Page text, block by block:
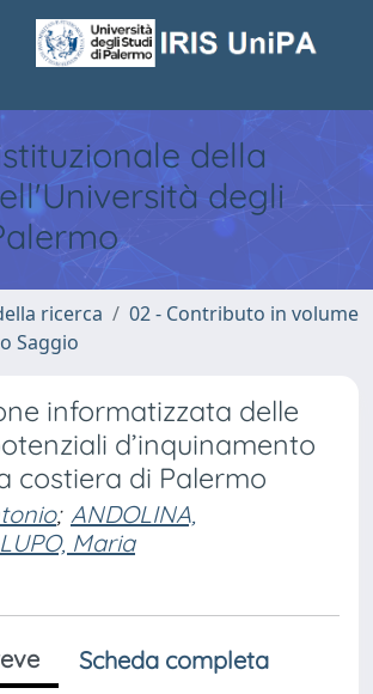
della
degli
ricerca
02 - Contributo in volume
Saggio
informatizzata delle
d’inquinamento
costiera di Palermo
; ANDOLINA,
LUPO, Maria
Scheda completa